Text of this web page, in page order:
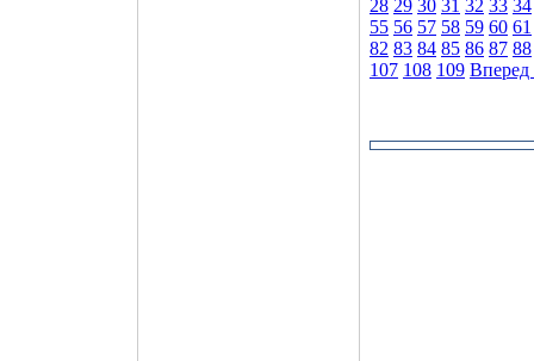
28 29 30 31 32 33 34
55 56 57 58 59 60 61
82 83 84 85 86 87 88
107 108 109 Вперед